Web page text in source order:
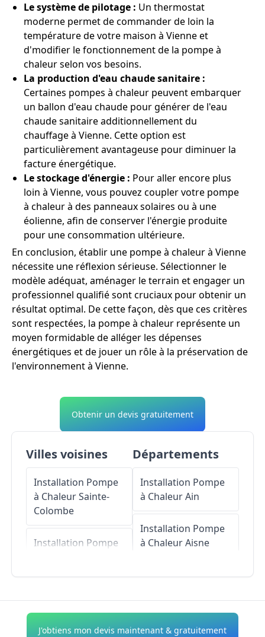
Le système de pilotage : Un thermostat
moderne permet de commander de loin la
température de votre maison à Vienne et
d'modifier le fonctionnement de la pompe à
chaleur selon vos besoins.
La production d'eau chaude sanitaire :
Certaines pompes à chaleur peuvent embarquer
un ballon d'eau chaude pour générer de l'eau
chaude sanitaire additionnellement du
chauffage à Vienne. Cette option est
particulièrement avantageuse pour diminuer la
facture énergétique.
Le stockage d'énergie : Pour aller encore plus
loin à Vienne, vous pouvez coupler votre pompe
à chaleur à des panneaux solaires ou à une
éolienne, afin de conserver l'énergie produite
pour une consommation ultérieure.
En conclusion, établir une pompe à chaleur à Vienne
nécessite une réflexion sérieuse. Sélectionner le
modèle adéquat, aménager le terrain et engager un
professionnel qualifié sont cruciaux pour obtenir un
résultat optimal. De cette façon, dès que ces critères
sont respectées, la pompe à chaleur représente un
moyen formidable de alléger les dépenses
énergétiques et de jouer un rôle à la préservation de
l'environnement à Vienne.
Obtenir un devis gratuitement
Villes voisines
Installation Pompe
à ChaleurSainte-
Colombe
Installation Pompe
Installation Pompe
Romain-en-Gal
Départements
Installation Pompe
à ChaleurAin
Installation Pompe
à ChaleurAisne
Installation Pompe
J'obtiens mon devis maintenant & gratuitement